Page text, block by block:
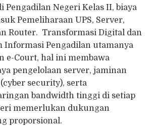
Pengadilan Negeri Kelas II, biaya
Pemeliharaan UPS, Server,
Router. Transformasi Digital dan
Informasi Pengadilan utamanya
e-Court, hal ini membawa
pengelolaan server, jaminan
security), serta
bandwidth tinggi di setiap
memerlukan dukungan
proporsional.